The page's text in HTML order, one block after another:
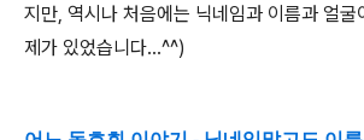
지만, 역시나 처음에는 닉네임과 이름과 얼굴
제가 있었습니다…^^)